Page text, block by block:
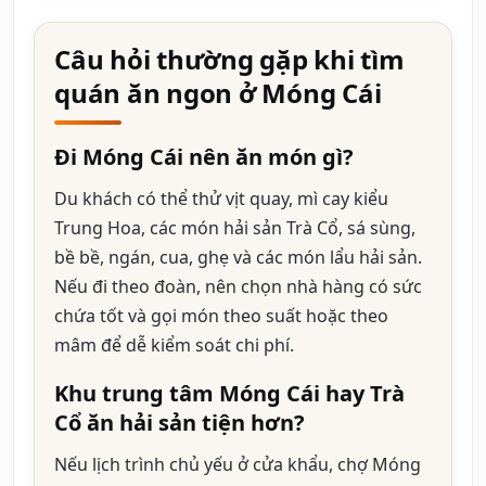
Câu hỏi thường gặp khi tìm
quán ăn ngon ở Móng Cái
Đi Móng Cái nên ăn món gì?
Du khách có thể thử vịt quay, mì cay kiểu
Trung Hoa, các món hải sản Trà Cổ, sá sùng,
bề bề, ngán, cua, ghẹ và các món lẩu hải sản.
Nếu đi theo đoàn, nên chọn nhà hàng có sức
chứa tốt và gọi món theo suất hoặc theo
mâm để dễ kiểm soát chi phí.
Khu trung tâm Móng Cái hay Trà
Cổ ăn hải sản tiện hơn?
Nếu lịch trình chủ yếu ở cửa khẩu, chợ Móng